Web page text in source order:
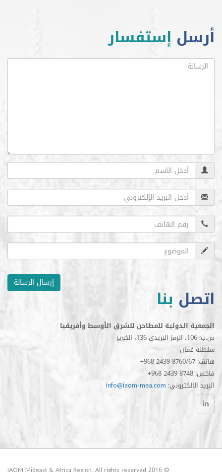
إستفسار
إرسال الرسالة
بنا
الدولية للمطاحن للشرق الأوسط وأفريقيا
info@iaom-mea.com